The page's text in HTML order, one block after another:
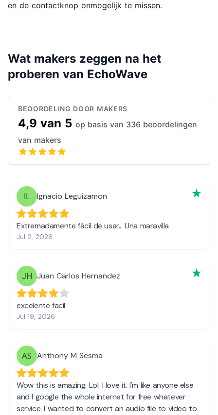
en de contactknop onmogelijk te missen.
Wat makers zeggen na het
proberen van EchoWave
BEOORDELING DOOR MAKERS
4,9 van 5 op basis van 336 beoordelingen
van makers